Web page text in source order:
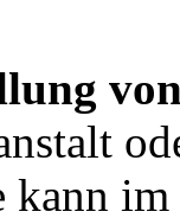
kann